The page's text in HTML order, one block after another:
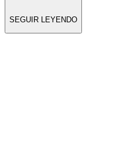
SEGUIR LEYENDO